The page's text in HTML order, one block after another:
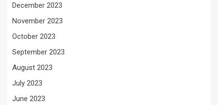
December 2023
November 2023
October 2023
September 2023
August 2023
July 2023
June 2023